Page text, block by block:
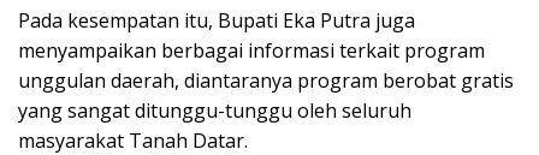
Pada kesempatan itu, Bupati Eka Putra juga
menyampaikan berbagai informasi terkait program
unggulan daerah, diantaranya program berobat gratis
yang sangat ditunggu-tunggu oleh seluruh
masyarakat Tanah Datar.